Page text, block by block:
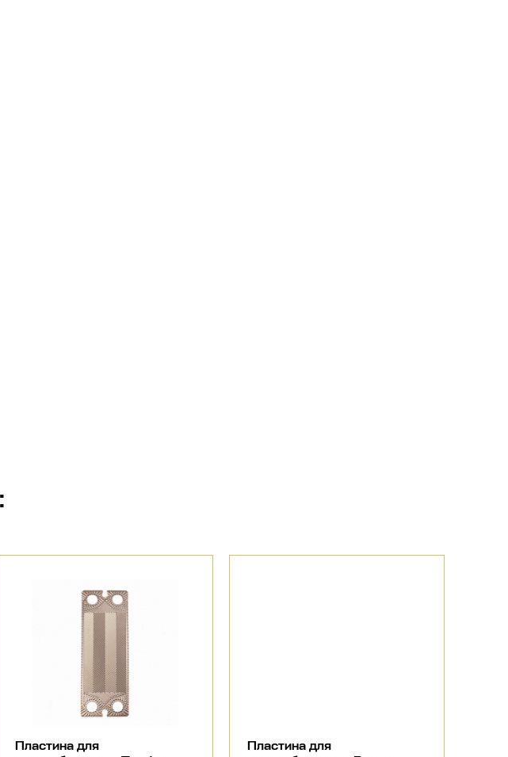
Пластина для
Пластина для